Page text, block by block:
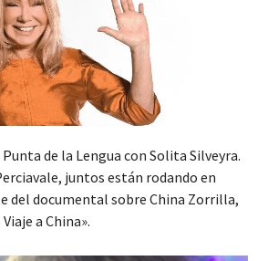
de la Lengua con Solita Silveyra.
juntos están rodando en
del documental sobre China Zorrilla,
a China».